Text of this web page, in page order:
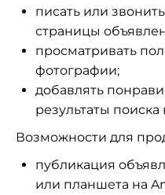
писать или
страницы
просматривать
фотографии;
добавлять
результаты
Возможности для
публикация
или планшета на